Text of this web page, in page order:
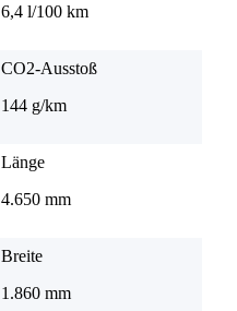
6,4 l/100 km
CO2-Ausstoß
144 g/km
Länge
4.650 mm
Breite
1.860 mm